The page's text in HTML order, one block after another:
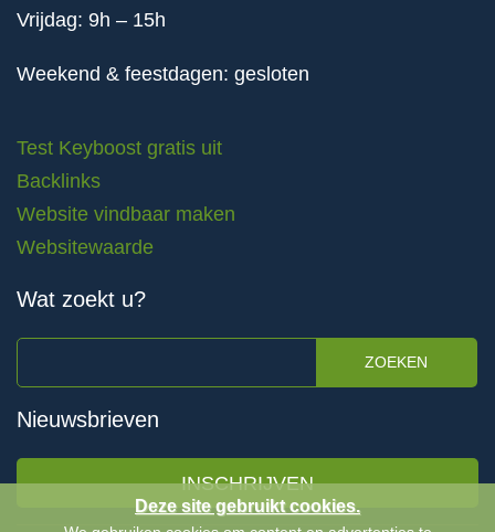
Vrijdag: 9h – 15h
Weekend & feestdagen: gesloten
Test Keyboost gratis uit
Backlinks
Website vindbaar maken
Websitewaarde
Wat zoekt u?
ZOEKEN
Nieuwsbrieven
INSCHRIJVEN
Deze site gebruikt cookies.